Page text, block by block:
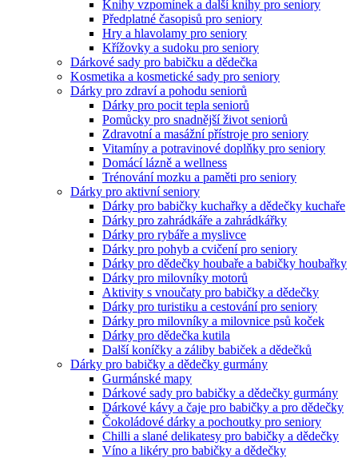
Knihy vzpomínek a další knihy pro seniory
Předplatné časopisů pro seniory
Hry a hlavolamy pro seniory
Křížovky a sudoku pro seniory
Dárkové sady pro babičku a dědečka
Kosmetika a kosmetické sady pro seniory
Dárky pro zdraví a pohodu seniorů
Dárky pro pocit tepla seniorů
Pomůcky pro snadnější život seniorů
Zdravotní a masážní přístroje pro seniory
Vitamíny a potravinové doplňky pro seniory
Domácí lázně a wellness
Trénování mozku a paměti pro seniory
Dárky pro aktivní seniory
Dárky pro babičky kuchařky a dědečky kuchaře
Dárky pro zahrádkáře a zahrádkářky
Dárky pro rybáře a myslivce
Dárky pro pohyb a cvičení pro seniory
Dárky pro dědečky houbaře a babičky houbařky
Dárky pro milovníky motorů
Aktivity s vnoučaty pro babičky a dědečky
Dárky pro turistiku a cestování pro seniory
Dárky pro milovníky a milovnice psů koček
Dárky pro dědečka kutila
Další koníčky a záliby babiček a dědečků
Dárky pro babičky a dědečky gurmány
Gurmánské mapy
Dárkové sady pro babičky a dědečky gurmány
Dárkové kávy a čaje pro babičky a pro dědečky
Čokoládové dárky a pochoutky pro seniory
Chilli a slané delikatesy pro babičky a dědečky
Víno a likéry pro babičky a dědečky